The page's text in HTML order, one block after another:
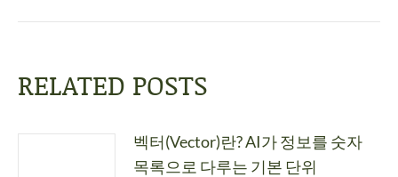
RELATED POSTS
벡터(Vector)란? AI가 정보를 숫자
목록으로 다루는 기본 단위